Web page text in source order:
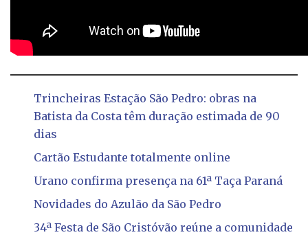
Trincheiras Estação São Pedro: obras na
Batista da Costa têm duração estimada de 90
dias
Cartão Estudante totalmente online
Urano confirma presença na 61ª Taça Paraná
Novidades do Azulão da São Pedro
34ª Festa de São Cristóvão reúne a comunidade